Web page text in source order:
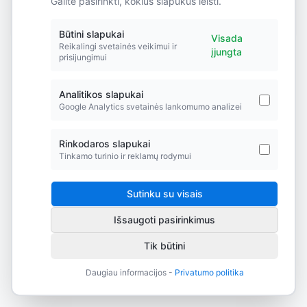
Būtini slapukai
Reikalingi svetainės veikimui ir
prisijungimui
Visada
įjungta
Analitikos slapukai
Google Analytics svetainės lankomumo analizei
Rinkodaros slapukai
Tinkamo turinio ir reklamų rodymui
Sutinku su visais
Išsaugoti pasirinkimus
Tik būtini
Daugiau informacijos - Privatumo politika